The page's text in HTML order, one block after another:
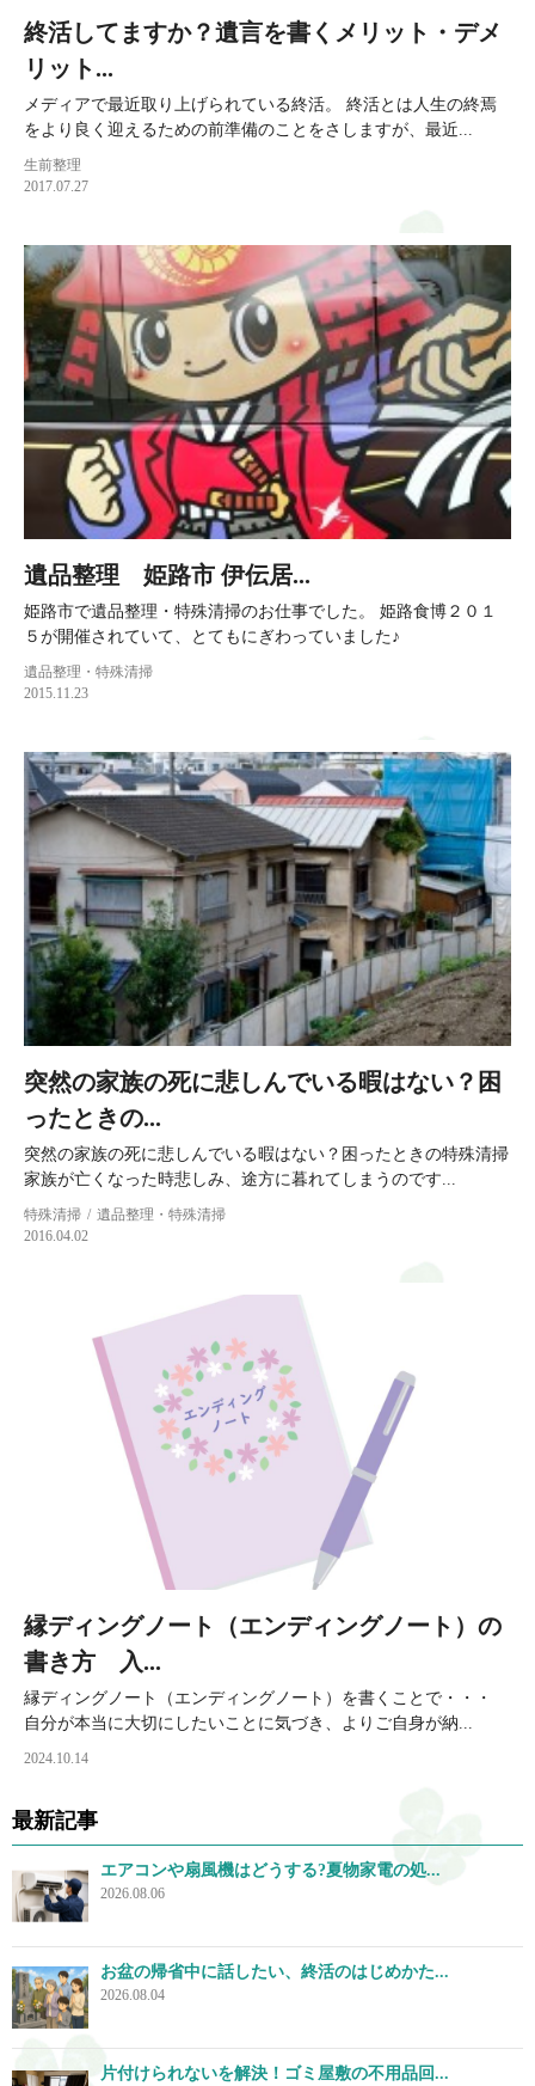
終活してますか？遺言を書くメリット・デメ
リット...
メディアで最近取り上げられている終活。 終活とは人生の終焉
をより良く迎えるための前準備のことをさしますが、最近...
生前整理
2017.07.27
遺品整理 姫路市 伊伝居...
姫路市で遺品整理・特殊清掃のお仕事でした。 姫路食博２０１
５が開催されていて、とてもにぎわっていました♪
遺品整理・特殊清掃
2015.11.23
突然の家族の死に悲しんでいる暇はない？困
ったときの...
突然の家族の死に悲しんでいる暇はない？困ったときの特殊清掃
家族が亡くなった時悲しみ、途方に暮れてしまうのです...
特殊清掃
遺品整理・特殊清掃
2016.04.02
縁ディングノート（エンディングノート）の
書き方 入...
縁ディングノート（エンディングノート）を書くことで・・・
自分が本当に大切にしたいことに気づき、よりご自身が納...
2024.10.14
最新記事
エアコンや扇風機はどうする?夏物家電の処...
2026.08.06
お盆の帰省中に話したい、終活のはじめかた...
2026.08.04
片付けられないを解決！ゴミ屋敷の不用品回...